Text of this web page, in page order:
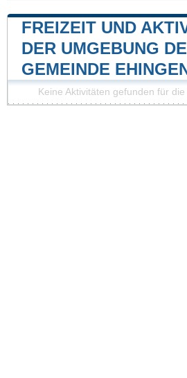
FREIZEIT UND
DER UMGEBUNG
GEMEINDE
Keine Aktivitäten gefunden für